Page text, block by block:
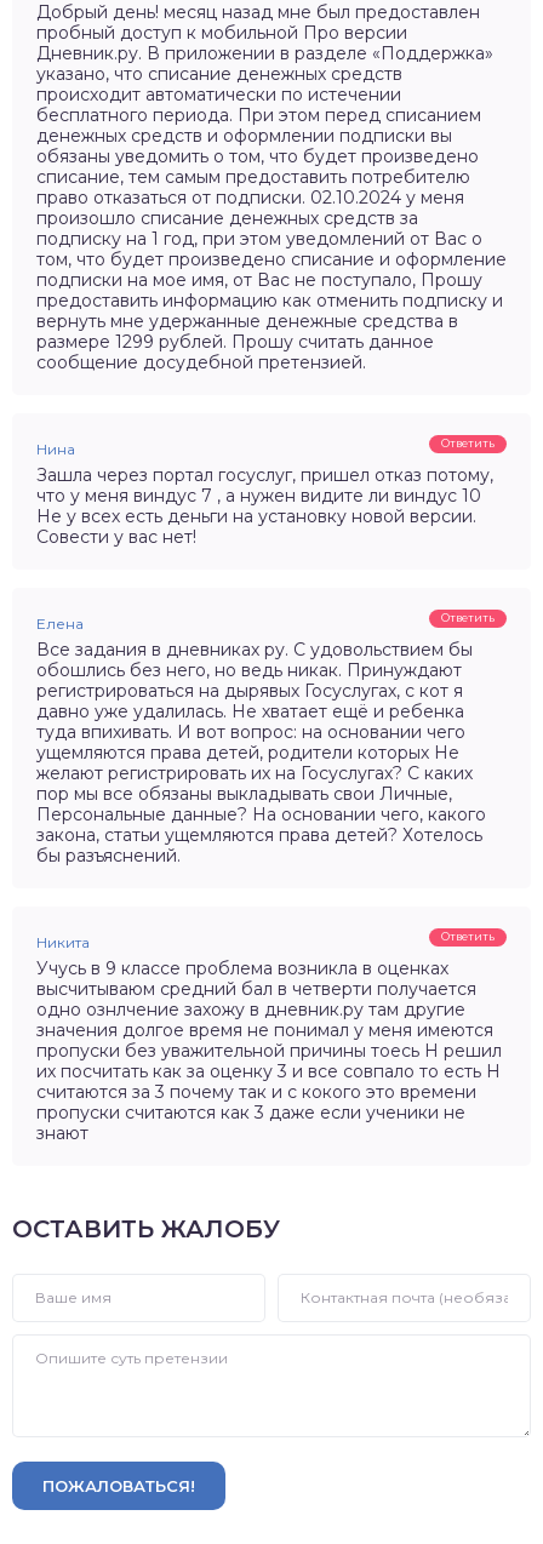
Добрый день! месяц назад мне был предоставлен
пробный доступ к мобильной Про версии
Дневник.ру. В приложении в разделе «Поддержка»
указано, что списание денежных средств
происходит автоматически по истечении
бесплатного периода. При этом перед списанием
денежных средств и оформлении подписки вы
обязаны уведомить о том, что будет произведено
списание, тем самым предоставить потребителю
право отказаться от подписки. 02.10.2024 у меня
произошло списание денежных средств за
подписку на 1 год, при этом уведомлений от Вас о
том, что будет произведено списание и оформление
подписки на мое имя, от Вас не поступало, Прошу
предоставить информацию как отменить подписку и
вернуть мне удержанные денежные средства в
размере 1299 рублей. Прошу считать данное
сообщение досудебной претензией.
Нина Ответить
Зашла через портал госуслуг, пришел отказ потому,
что у меня виндус 7 , а нужен видите ли виндус 10
Не у всех есть деньги на установку новой версии.
Совести у вас нет!
Елена Ответить
Все задания в дневниках ру. С удовольствием бы
обошлись без него, но ведь никак. Принуждают
регистрироваться на дырявых Госуслугах, с кот я
давно уже удалилась. Не хватает ещё и ребенка
туда впихивать. И вот вопрос: на основании чего
ущемляются права детей, родители которых Не
желают регистрировать их на Госуслугах? С каких
пор мы все обязаны выкладывать свои Личные,
Персональные данные? На основании чего, какого
закона, статьи ущемляются права детей? Хотелось
бы разъяснений.
Никита Ответить
Учусь в 9 классе проблема возникла в оценках
высчитываюм средний бал в четверти получается
одно ознлчение захожу в дневник.ру там другие
значения долгое время не понимал у меня имеются
пропуски без уважительной причины тоесь Н решил
их посчитать как за оценку 3 и все совпало то есть Н
считаются за 3 почему так и с кокого это времени
пропуски считаются как 3 даже если ученики не
знают
ОСТАВИТЬ ЖАЛОБУ
ПОЖАЛОВАТЬСЯ!